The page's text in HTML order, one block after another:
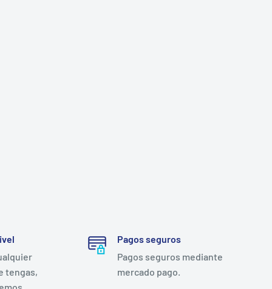
tengas,
Pagos seguros
Pagos seguros mediante
mercado pago.